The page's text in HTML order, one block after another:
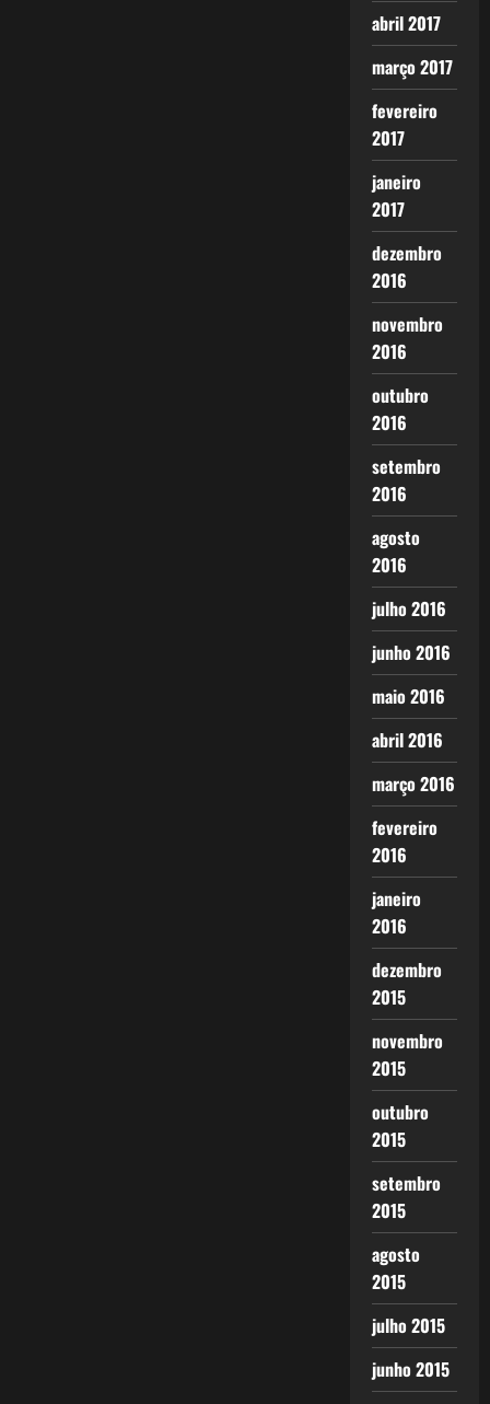
abril 2017
março 2017
fevereiro
2017
janeiro
2017
dezembro
2016
novembro
2016
outubro
2016
setembro
2016
agosto
2016
julho 2016
junho 2016
maio 2016
abril 2016
março 2016
fevereiro
2016
janeiro
2016
dezembro
2015
novembro
2015
outubro
2015
setembro
2015
agosto
2015
julho 2015
junho 2015